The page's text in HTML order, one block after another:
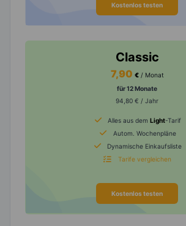
Kostenlos testen
Classic
7,90 € / Monat
für 12 Monate
94,80 € / Jahr
Alles aus dem Light-Tarif
Autom. Wochenpläne
Dynamische Einkaufsliste
Tarife vergleichen
Kostenlos testen